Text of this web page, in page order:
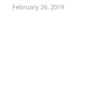
February 26, 2019